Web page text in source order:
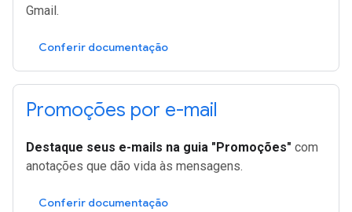
Gmail.
Conferir documentação
Promoções por e-mail
Destaque seus e-mails na guia "Promoções" com
anotações que dão vida às mensagens.
Conferir documentação